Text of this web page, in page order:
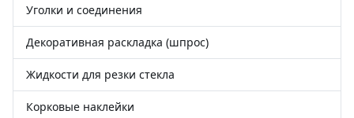
Уголки и соединения
Декоративная раскладка (шпрос)
Жидкости для резки стекла
Корковые наклейки